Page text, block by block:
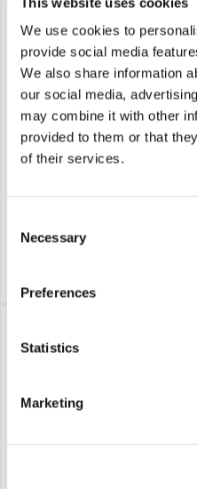
We use cookies to
provide social media
We also share information
our social media,
may combine it with other
provided to them or that
of their services.
Selection
Necessary
Preferences
Statistics
Marketing
COBOLT
Cobolt Notfräs D=25 L=35
3-7 arbetsdagar